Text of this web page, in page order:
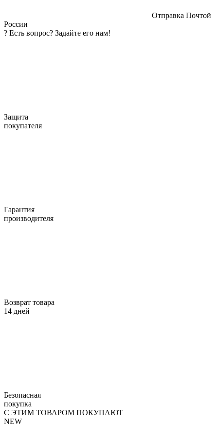
Отправка Почтой
России
? Есть вопрос? Задайте его нам!
Защита
покупателя
Гарантия
производителя
Возврат товара
14 дней
Безопасная
покупка
С ЭТИМ ТОВАРОМ ПОКУПАЮТ
NEW